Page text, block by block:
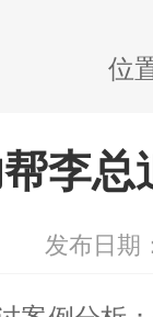
位
李总
发布日期